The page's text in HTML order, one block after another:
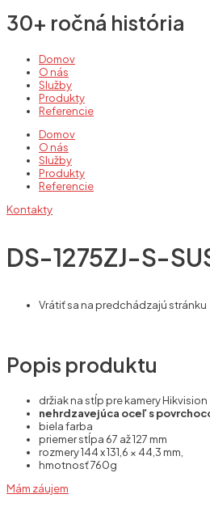
30+ ročná história
Domov
O nás
Služby
Produkty
Referencie
Domov
O nás
Služby
Produkty
Referencie
Kontakty
DS-1275ZJ-S-
Vrátiť sa na predchádzajú stránku
Popis produktu
držiak na stĺp pre kamery Hikvision
nehrdzavejúca oceľ s
biela farba
priemer stĺpa 67 až 127 mm
rozmery 144 x 131,6 × 44,3 mm,
hmotnosť 760g
Mám záujem